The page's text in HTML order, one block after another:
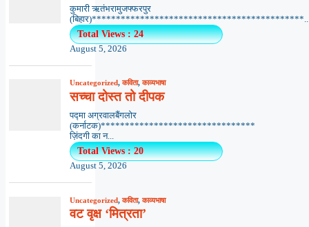
कुमारी ऋतंभरामुजफ्फरपुर
Total Views : 24
August 5, 2026
Uncategorized,कविता,काव्यभाषा
सच्चा दोस्त तो दीपक
पद्मा अग्रवालबैंगलोर
(कर्नाटक)********************************
ज़िंदगी का न...
Total Views : 20
August 5, 2026
Uncategorized,कविता,काव्यभाषा
वट वृक्ष ‘मित्रता’